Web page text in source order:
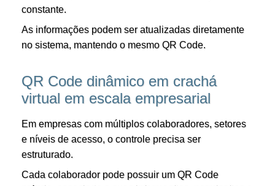
constante.
As informações podem ser atualizadas diretamente
no sistema, mantendo o mesmo QR Code.
QR Code dinâmico em crachá
virtual em escala empresarial
Em empresas com múltiplos colaboradores, setores
e níveis de acesso, o controle precisa ser
estruturado.
Cada colaborador pode possuir um QR Code